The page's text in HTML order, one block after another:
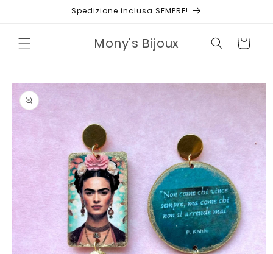
Spedizione inclusa SEMPRE!
Mony's Bijoux Carrello
Passa alle
informazioni
sul prodotto